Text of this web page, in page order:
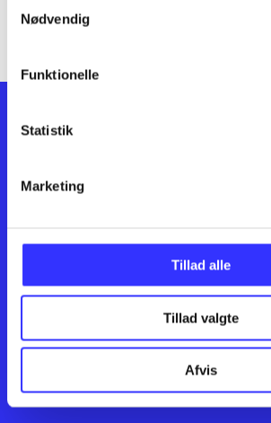
Nødvendig
Funktionelle
Statistik
Marketing
Tillad alle
Tillad valgte
Afvis
lorem ipsum dolor sit amet ...
Kontakt os
English
Artikler
Film
Musik
Noder